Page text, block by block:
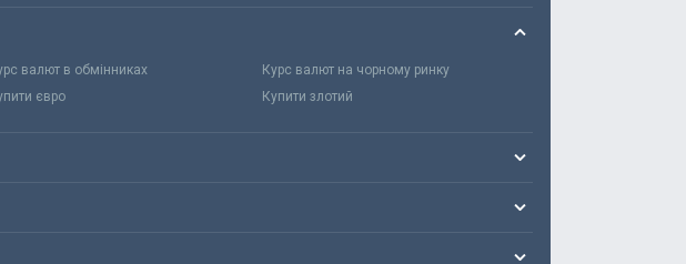
валют в обмінниках
Курс валют на чорному ринку
євро Купити злотий